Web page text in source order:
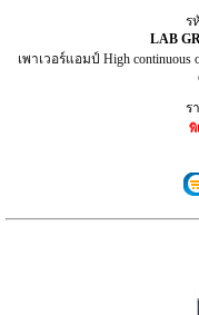
ร
LAB
เพาเวอร์แอมป์ High continuous
ร
พิ